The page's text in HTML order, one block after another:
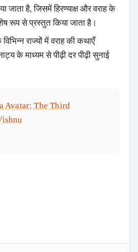
जाता है, जिसमें हिरण्याक्ष और वराह के
रूप से प्रस्तुत किया जाता है।
राज्यों में वराह की कथाएँ
के माध्यम से पीढ़ी दर पीढ़ी सुनाई
Avatar: The Third